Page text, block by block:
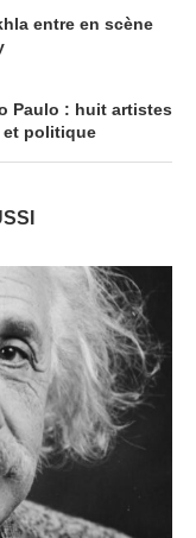
entre en scène
Paulo : huit artistes
et politique